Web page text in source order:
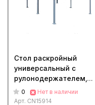
Стол раскройный
универсальный с
рулонодержателем,
мерной линейкой и
отрезным ножом
0
Нет в наличии
Арт. CN15914